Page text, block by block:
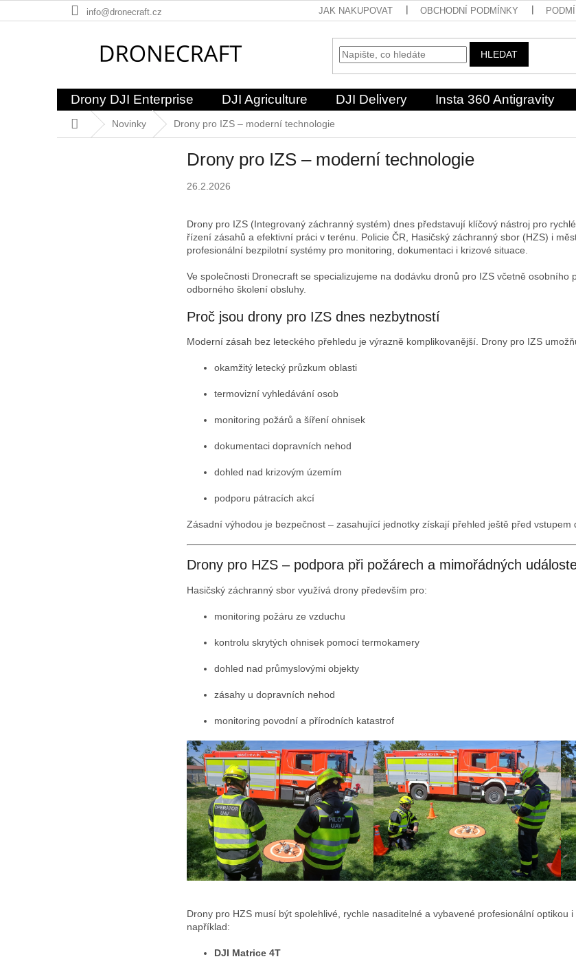
na
info@dronecraft.cz JAK NAKUPOVAT OBCHODNÍ PODMÍNKY
HLEDAT
Drony DJI Enterprise DJI Agriculture DJI Delivery Insta 360 Antigravity
Domů Novinky Drony pro IZS – moderní technologie
Drony pro IZS – moderní technologie
26.2.2026
Drony pro IZS (Integrovaný záchranný systém) dnes představují klíčový nástroj pro
řízení zásahů a efektivní práci v terénu. Policie ČR, Hasičský záchranný sbor (HZS) i
profesionální bezpilotní systémy pro monitoring, dokumentaci i krizové situace.
Ve společnosti Dronecraft se specializujeme na dodávku dronů pro IZS včetně osobního
odborného školení obsluhy.
Proč jsou drony pro IZS dnes nezbytností
Moderní zásah bez leteckého přehledu je výrazně komplikovanější. Drony pro IZS
okamžitý letecký průzkum oblasti
termovizní vyhledávání osob
monitoring požárů a šíření ohnisek
dokumentaci dopravních nehod
dohled nad krizovým územím
podporu pátracích akcí
Zásadní výhodou je bezpečnost – zasahující jednotky získají přehled ještě před vstupem
Drony pro HZS – podpora při požárech a mimořádných
Hasičský záchranný sbor využívá drony především pro:
monitoring požáru ze vzduchu
kontrolu skrytých ohnisek pomocí termokamery
dohled nad průmyslovými objekty
zásahy u dopravních nehod
monitoring povodní a přírodních katastrof
Drony pro HZS musí být spolehlivé, rychle nasaditelné a vybavené profesionální optikou
například:
DJI Matrice 4T